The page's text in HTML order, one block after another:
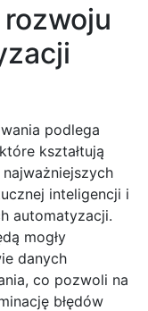
podlega
kształtują
inteligencji i
automatyzacji.
mogły
danych
co pozwoli na
błędów